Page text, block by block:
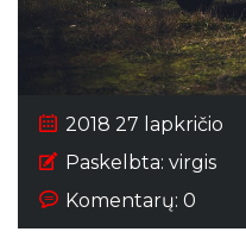
2018 27 lapkričio
Paskelbta: virgis
Komentarų: 0